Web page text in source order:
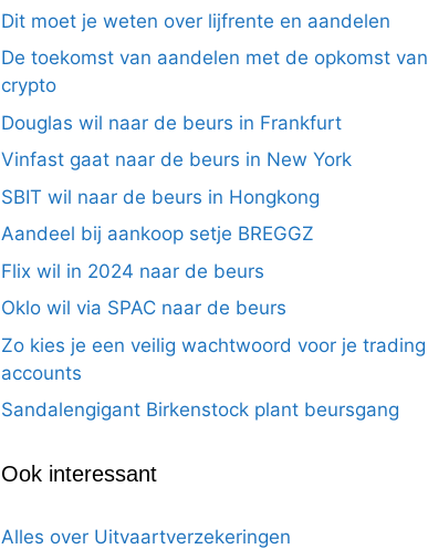
Dit moet je weten over lijfrente en aandelen
De toekomst van aandelen met de opkomst van
crypto
Douglas wil naar de beurs in Frankfurt
Vinfast gaat naar de beurs in New York
SBIT wil naar de beurs in Hongkong
Aandeel bij aankoop setje BREGGZ
Flix wil in 2024 naar de beurs
Oklo wil via SPAC naar de beurs
Zo kies je een veilig wachtwoord voor je trading
accounts
Sandalengigant Birkenstock plant beursgang
Ook interessant
Alles over Uitvaartverzekeringen